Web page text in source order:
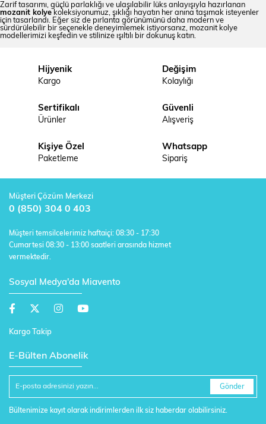
Zarif tasarımı, güçlü parlaklığı ve ulaşılabilir lüks anlayışıyla hazırlanan
mozanit kolye koleksiyonumuz, şıklığı hayatın her anına taşımak isteyenler
için tasarlandı. Eğer siz de pırlanta görünümünü daha modern ve
sürdürülebilir bir seçenekle deneyimlemek istiyorsanız, mozanit kolye
modellerimizi keşfedin ve stilinize ışıltılı bir dokunuş katın.
Hijyenik
Kargo
Değişim
Kolaylığı
Sertifikalı
Ürünler
Güvenli
Alışveriş
Kişiye Özel
Paketleme
Whatsapp
Sipariş
Müşteri Çözüm Merkezi
0 (850) 304 0 403
Müşteri temsilcelerimiz haftaiçi: 08:30 - 17:30
Cumartesi 08:30 - 13:00 saatleri arasında hizmet
vermektedir.
Sosyal Medya'da Miavento
Kargo Takip
E-Bülten Abonelik
Gönder
Bültenimize kayıt olarak indirimlerden ilk siz haberdar olabilirsiniz.